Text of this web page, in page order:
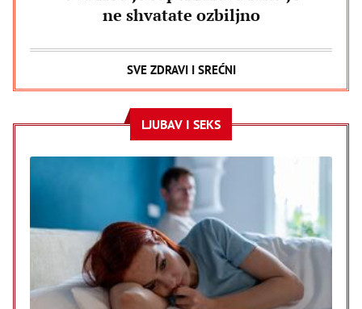
ne shvatate ozbiljno
SVE ZDRAVI I SREĆNI
LJUBAV I SEKS